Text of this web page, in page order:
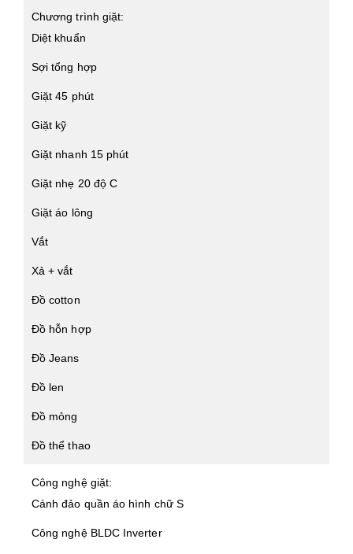
Chương trình giặt:
Diệt khuẩn
Sợi tổng hợp
Giặt 45 phút
Giặt kỹ
Giặt nhanh 15 phút
Giặt nhẹ 20 độ C
Giặt áo lông
Vắt
Xả + vắt
Đồ cotton
Đồ hỗn hợp
Đồ Jeans
Đồ len
Đồ mỏng
Đồ thể thao
Công nghệ giặt:
Cánh đảo quần áo hình chữ S
Công nghệ BLDC Inverter